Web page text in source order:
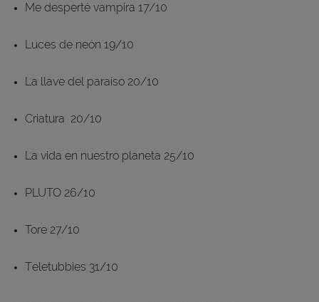
Me desperté vampira 17/10
Luces de neón 19/10
La llave del paraíso 20/10
Criatura 20/10
La vida en nuestro planeta 25/10
PLUTO 26/10
Tore 27/10
Teletubbies 31/10